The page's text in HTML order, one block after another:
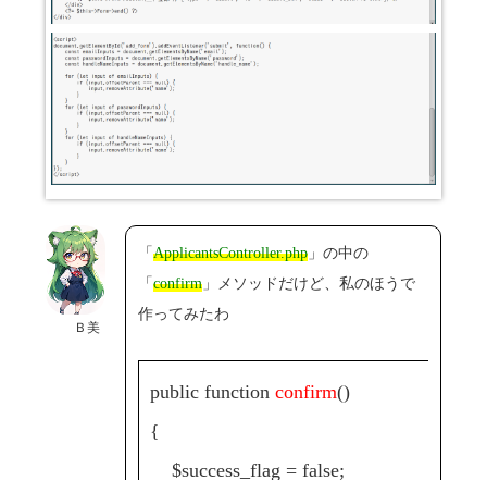
Ｂ美
「 ApplicantsController.php」の中の
「 confirm」メソッドだけど、私のほうで
作ってみたわ
public function confirm()
{
$success_flag = false;